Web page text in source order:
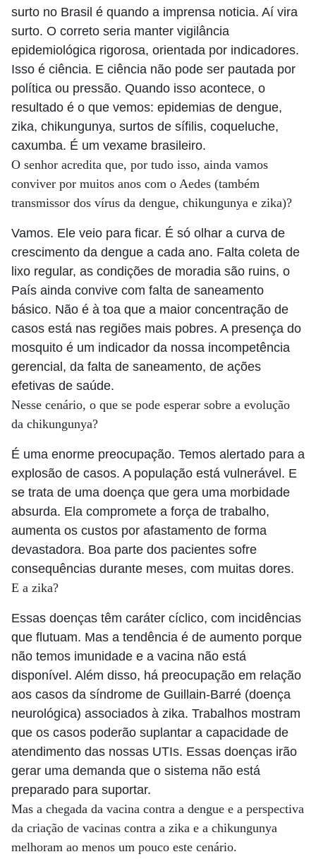
surto no Brasil é quando a imprensa noticia. Aí vira
surto. O correto seria manter vigilância
epidemiológica rigorosa, orientada por indicadores.
Isso é ciência. E ciência não pode ser pautada por
política ou pressão. Quando isso acontece, o
resultado é o que vemos: epidemias de dengue,
zika, chikungunya, surtos de sífilis, coqueluche,
caxumba. É um vexame brasileiro.
O senhor acredita que, por tudo isso, ainda vamos
conviver por muitos anos com o Aedes (também
transmissor dos vírus da dengue, chikungunya e zika)?
Vamos. Ele veio para ficar. É só olhar a curva de
crescimento da dengue a cada ano. Falta coleta de
lixo regular, as condições de moradia são ruins, o
País ainda convive com falta de saneamento
básico. Não é à toa que a maior concentração de
casos está nas regiões mais pobres. A presença do
mosquito é um indicador da nossa incompetência
gerencial, da falta de saneamento, de ações
efetivas de saúde.
Nesse cenário, o que se pode esperar sobre a evolução
da chikungunya?
É uma enorme preocupação. Temos alertado para a
explosão de casos. A população está vulnerável. E
se trata de uma doença que gera uma morbidade
absurda. Ela compromete a força de trabalho,
aumenta os custos por afastamento de forma
devastadora. Boa parte dos pacientes sofre
consequências durante meses, com muitas dores.
E a zika?
Essas doenças têm caráter cíclico, com incidências
que flutuam. Mas a tendência é de aumento porque
não temos imunidade e a vacina não está
disponível. Além disso, há preocupação em relação
aos casos da síndrome de Guillain-Barré (doença
neurológica) associados à zika. Trabalhos mostram
que os casos poderão suplantar a capacidade de
atendimento das nossas UTIs. Essas doenças irão
gerar uma demanda que o sistema não está
preparado para suportar.
Mas a chegada da vacina contra a dengue e a perspectiva
da criação de vacinas contra a zika e a chikungunya
melhoram ao menos um pouco este cenário.